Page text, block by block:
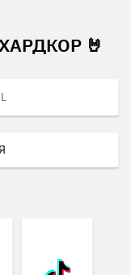
🤘